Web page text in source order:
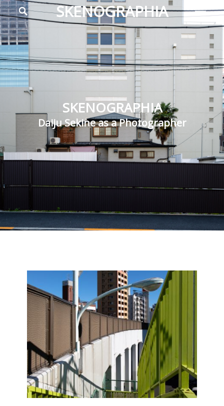
SKENOGRAPHIA
as
a
メ
イ
ン
ニ
検
索
SKENOGRAPHIA
Daiju Sekine as a Photographer